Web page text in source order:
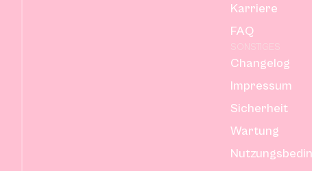
Karriere
FAQ
SONSTIGES
Changelog
Impressum
Sicherheit
Wartung